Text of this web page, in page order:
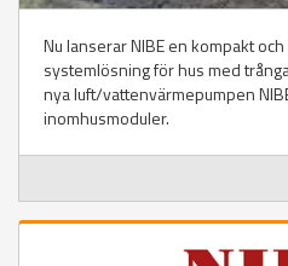
Nu lanserar NIBE en kompakt
systemlösning för hus med
nya luft/vattenvärmepumpen
inomhusmoduler.